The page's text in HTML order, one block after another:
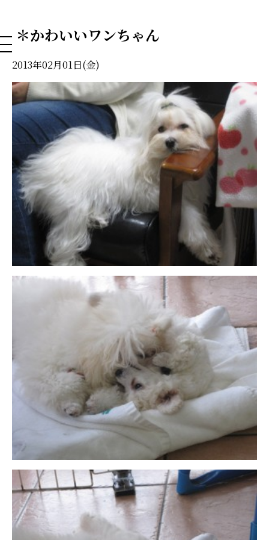
NAHA DOG GROOMING SCHOOL
＊かわいいワンちゃん
2013年02月01日(金)